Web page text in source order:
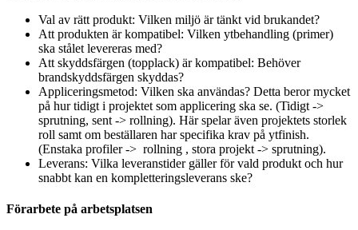
Val av rätt produkt: Vilken miljö är tänkt vid brukandet?
Att produkten är kompatibel: Vilken ytbehandling (primer)
ska stålet levereras med?
Att skyddsfärgen (topplack) är kompatibel: Behöver
brandskyddsfärgen skyddas?
Appliceringsmetod: Vilken ska användas? Detta beror mycket
på hur tidigt i projektet som applicering ska se. (Tidigt ->
sprutning, sent -> rollning). Här spelar även projektets storlek
roll samt om beställaren har specifika krav på ytfinish.
(Enstaka profiler -> rollning , stora projekt -> sprutning).
Leverans: Vilka leveranstider gäller för vald produkt och hur
snabbt kan en kompletteringsleverans ske?
Förarbete på arbetsplatsen